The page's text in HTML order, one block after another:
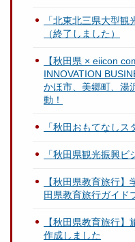
「北東北三県大型観
（終了しました）
【秋田県 × eiicon
INNOVATION
かほ市、美郷町、湯
動！
「秋田おもてなし
「秋田県観光振興
【秋田県教育旅行
田県教育旅行ガイド
【秋田県教育旅行
作成しました